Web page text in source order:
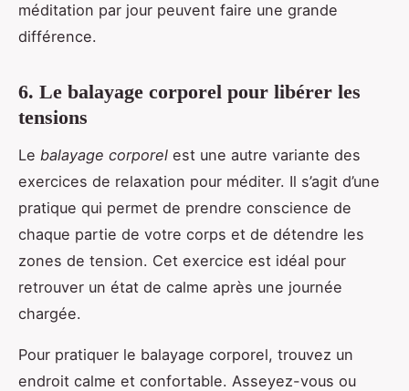
méditation par jour peuvent faire une grande
différence.
6. Le balayage corporel pour libérer les
tensions
Le balayage corporel est une autre variante des
exercices de relaxation pour méditer. Il s’agit d’une
pratique qui permet de prendre conscience de
chaque partie de votre corps et de détendre les
zones de tension. Cet exercice est idéal pour
retrouver un état de calme après une journée
chargée.
Pour pratiquer le balayage corporel, trouvez un
endroit calme et confortable. Asseyez-vous ou